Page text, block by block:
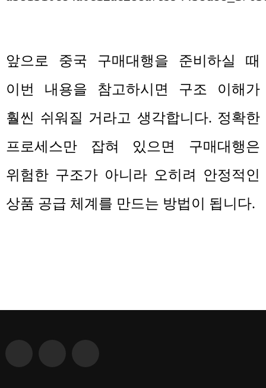
앞으로 중국 구매대행을 준비하실 때
이번 내용을 참고하시면 구조 이해가
훨씬 쉬워질 거라고 생각합니다. 정확한
프로세스만 잡혀 있으면 구매대행은
위험한 구조가 아니라 오히려 안정적인
상품 공급 체계를 만드는 방법이 됩니다.